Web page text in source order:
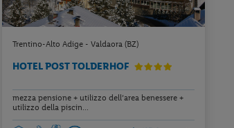
Trentino-Alto Adige - Valdaora (BZ)
HOTEL POST TOLDERHOF
mezza pensione + utilizzo dell’area benessere +
utilizzo della piscin...